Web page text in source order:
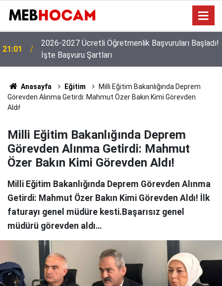
19:02 MEB'den Yeni Ücretli Öğretmen Açıklaması
Anasayfa Eğitim
Milli Eğitim Bakanlığında Deprem
Görevden Alınma Getirdi: Mahmut Özer Bakın Kimi Görevden
Aldı!
Milli Eğitim Bakanlığında Deprem
Görevden Alınma Getirdi: Mahmut
Özer Bakın Kimi Görevden Aldı!
Milli Eğitim Bakanlığında Deprem Görevden Alınma
Getirdi: Mahmut Özer Bakın Kimi Görevden Aldı! İlk
faturayı genel müdüre kesti.Başarısız genel
müdürü görevden aldı…